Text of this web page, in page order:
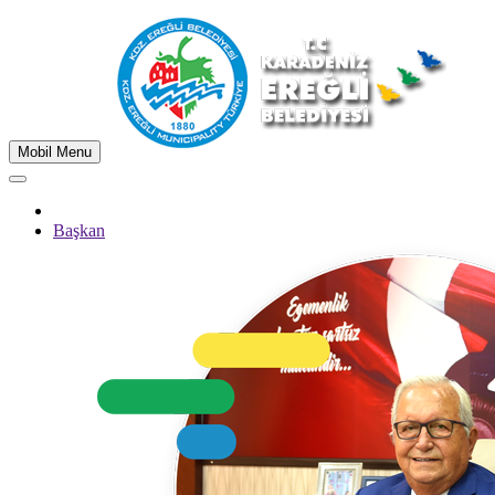
Mobil Menu
Başkan